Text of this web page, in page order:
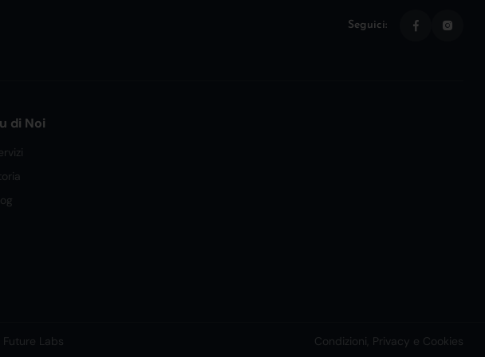
Seguici:
di Noi
Labs Condizioni, Privacy e Cookies